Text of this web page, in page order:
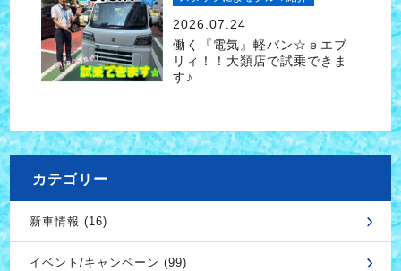
2026.07.24
働く『電気』軽バン☆ｅエブ
リィ！！大類店で試乗できま
す♪
カテゴリー
新車情報 (16)
イベント/キャンペーン (99)